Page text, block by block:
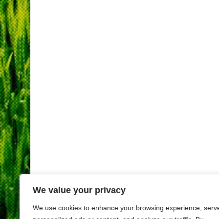
We value your privacy
We use cookies to enhance your browsing experience,